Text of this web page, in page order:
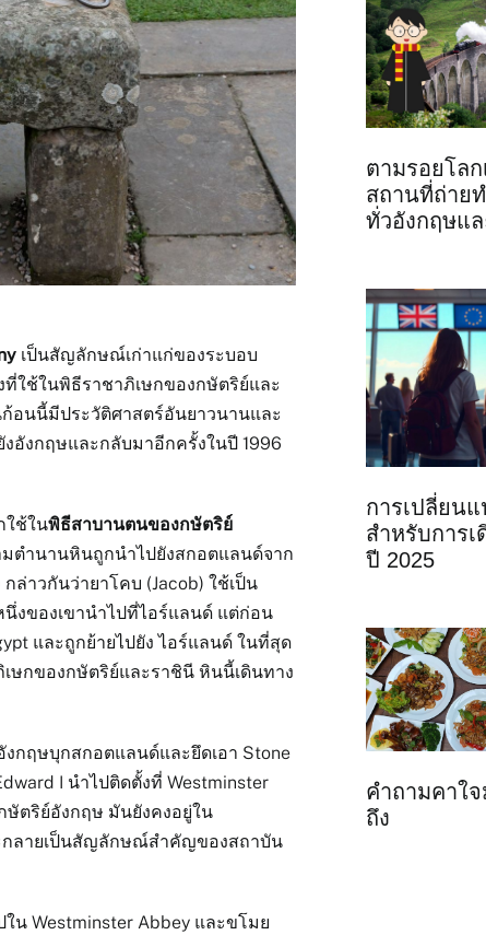
เป็นสัญลักษณ์เก่าแก่ของระบอบ
ใช้ในพิธีราชาภิเษกของกษัตริย์และ
อนนี้มีประวัติศาสตร์อันยาวนานและ
อังกฤษและกลับมาอีกครั้งในปี 1996
ใช้ในพิธีสาบานตนของกษัตริย์
ตำนานหินถูกนำไปยังสกอตแลนด์จาก
กล่าวกันว่ายาโคบ (Jacob) ใช้เป็น
ของเขานำไปที่ไอร์แลนด์ แต่ก่อน
และถูกย้ายไปยัง ไอร์แลนด์ ในที่สุด
ษกของกษัตริย์และราชินี หินนี้เดินทาง
งกฤษบุกสกอตแลนด์และยึดเอา Stone
I นำไปติดตั้งที่ Westminster
ตริย์อังกฤษ มันยังคงอยู่ใน
ะกลายเป็นสัญลักษณ์สำคัญของสถาบัน
น Westminster Abbey และขโมย
ตามรอยโล
สถานที่ถ่าย
ทั่วอังกฤษแ
การเปลี่ยน
สำหรับการ
ปี 2025
คำถามคาใ
ถึง